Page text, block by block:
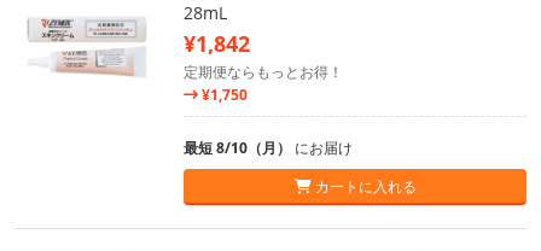
28mL
¥1,842
定期便ならもっとお得！
¥1,750
最短 8/10（月） にお届け
カートに入れる